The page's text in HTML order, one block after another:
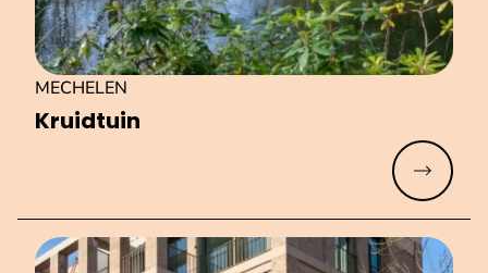
Kruidtuin
MECHELEN
Meer